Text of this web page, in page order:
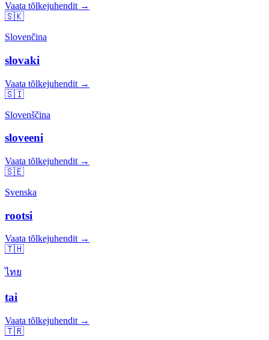
Vaata tõlkejuhendit →
🇸🇰
Slovenčina
slovaki
Vaata tõlkejuhendit →
🇸🇮
Slovenščina
sloveeni
Vaata tõlkejuhendit →
🇸🇪
Svenska
rootsi
Vaata tõlkejuhendit →
🇹🇭
ไทย
tai
Vaata tõlkejuhendit →
🇹🇷